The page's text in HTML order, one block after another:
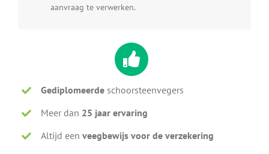
aanvraag te verwerken.
Gediplomeerde schoorsteenvegers
Meer dan 25 jaar ervaring
Altijd eenveegbewijs voor de verzekering